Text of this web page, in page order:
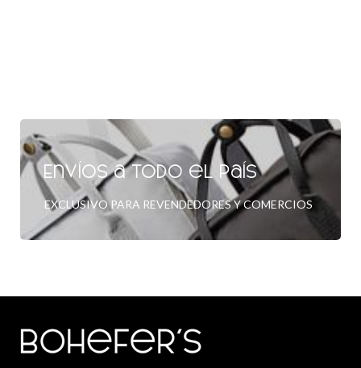
Envíos a todo el país
EXCLUSIVO PARA REVENDEDORES Y COMERCIOS